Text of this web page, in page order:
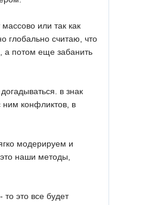
или так как
глобально считаю, что
а потом еще забанить
в знак
ним конфликтов, в
модерируем и
наши методы,
это все будет